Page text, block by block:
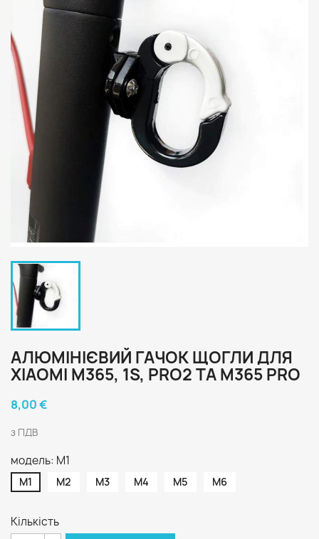
АЛЮМІНІЄВИЙ ГАЧОК ЩОГЛИ ДЛЯ
XIAOMI M365, 1S, PRO2 ТА M365 PRO
8,00 €
з ПДВ
модель: M1
M1 M2 M3 M4 M5 M6
Кількість